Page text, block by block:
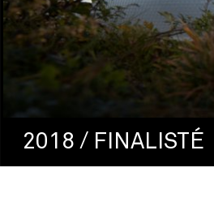
2018 / FINALISTÉ